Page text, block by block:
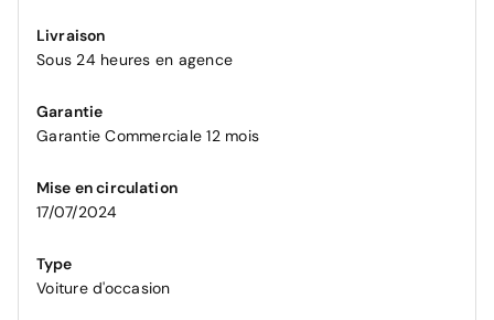
Livraison
Sous 24 heures en agence
Garantie
Garantie Commerciale 12 mois
Mise en circulation
17/07/2024
Type
Voiture d'occasion